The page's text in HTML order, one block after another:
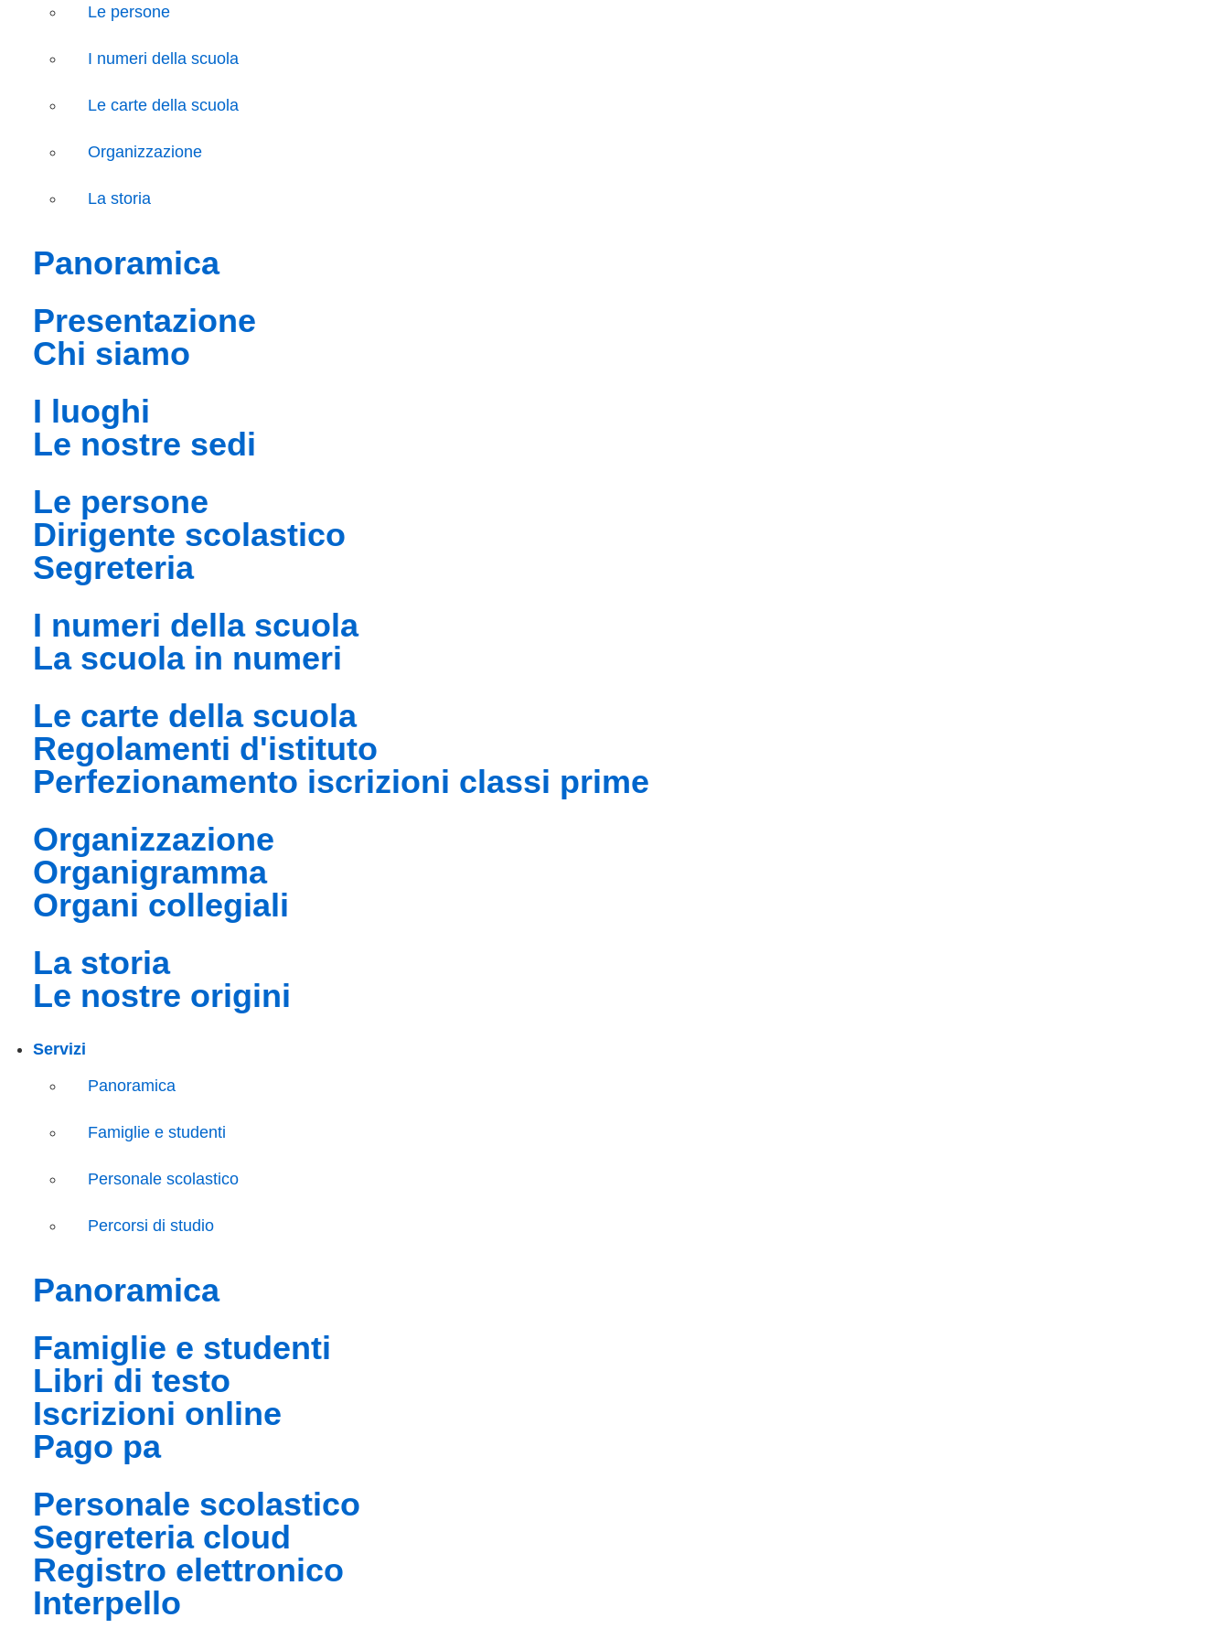
Le persone
I numeri della scuola
Le carte della scuola
Organizzazione
La storia
panoramica
presentazione
chi siamo
i luoghi
le nostre sedi
le persone
dirigente scolastico
segreteria
i numeri della scuola
la scuola in numeri
le carte della scuola
regolamenti d'istituto
perfezionamento iscrizioni classi prime
organizzazione
organigramma
organi collegiali
la storia
le nostre origini
Servizi
Panoramica
Famiglie e studenti
Personale scolastico
Percorsi di studio
panoramica
famiglie e studenti
libri di testo
iscrizioni online
pago pa
personale scolastico
segreteria cloud
registro elettronico
interpello